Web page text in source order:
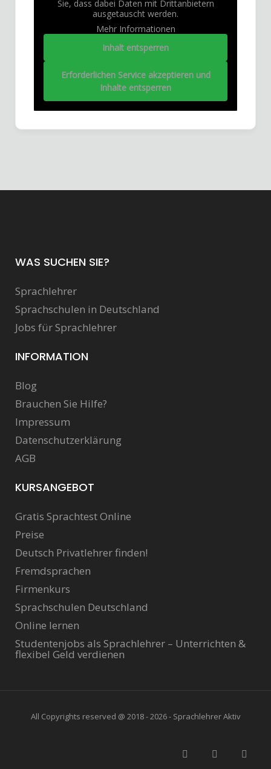
Sie, dass dabei Daten mit Drittanbietern
ausgetauscht werden.
Mehr Informationen
Inhalt entsperren
Erforderlichen Service akzeptieren und
Inhalte entsperren
WAS SUCHEN SIE?
Sprachlehrer
Sprachschulen in Deutschland
Jobs für Sprachlehrer
INFORMATION
Blog
Brauchen Sie Hilfe?
Impressum
Datenschutzerklärung
AGB
KURSANGEBOT
Gratis Sprachtest Online
Preise
Deutsch Privatlehrer finden!
Fremdsprachen
Firmenkurs
Sprachschulen Deutschland
Online lernen
Studentenjobs als Sprachlehrer – Unterrichten &
flexibel Geld verdienen
All Copyrights reserved @ 2018 - 2026 - Sprachlehrer Aktiv